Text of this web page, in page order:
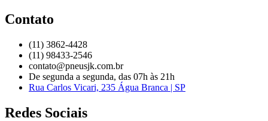
Contato
(11) 3862-4428
(11) 98433-2546
contato@pneusjk.com.br
De segunda a segunda, das 07h às 21h
Rua Carlos Vicari, 235 Água Branca | SP
Redes Sociais